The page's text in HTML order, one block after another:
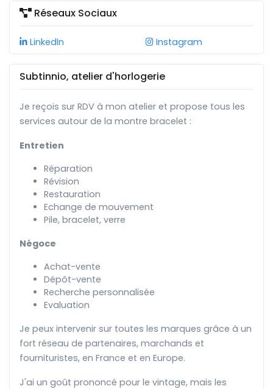
Réseaux Sociaux
LinkedIn Instagram
Subtinnio, atelier d'horlogerie
Je reçois sur RDV à mon atelier et propose tous les
services autour de la montre bracelet :
Entretien
Réparation
Révision
Restauration
Echange de mouvement
Pile, bracelet, verre
Négoce
Achat-vente
Dépôt-vente
Recherche personnalisée
Evaluation
Je peux intervenir sur toutes les marques grâce à un
fort réseau de partenaires, marchands et
fournituristes, en France et en Europe.
J'ai un goût prononcé pour le vintage, mais les